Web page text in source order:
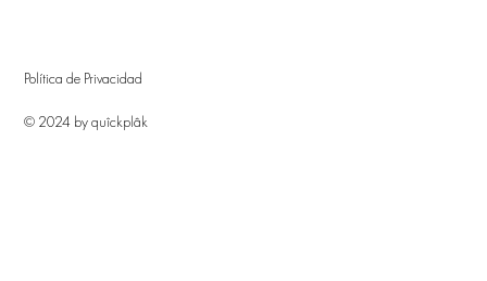
Política de Privacidad
© 2024 by quîckplâk